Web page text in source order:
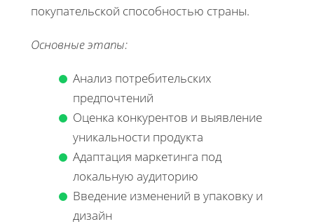
покупательской способностью страны.
Основные этапы:
Анализ потребительских
предпочтений
Оценка конкурентов и выявление
уникальности продукта
Адаптация маркетинга под
локальную аудиторию
Введение изменений в упаковку и
дизайн